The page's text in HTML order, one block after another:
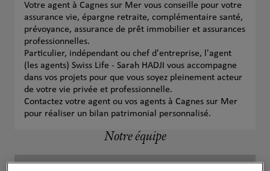
Votre agent à Cagnes sur Mer vous conseille pour votre
assurance vie, épargne retraite, complémentaire santé,
prévoyance, assurance de prêt immobilier et assurances
professionnelles.
Particulier, indépendant ou chef d'entreprise, l'agent
(les agents) Swiss Life - Sarah HADJI vous accompagne
dans vos projets pour que vous soyez pleinement acteur
de votre vie privée et professionnelle.
Contactez votre agent ou vos agents à Cagnes sur Mer
pour réaliser un bilan patrimonial personnalisé.
Notre équipe